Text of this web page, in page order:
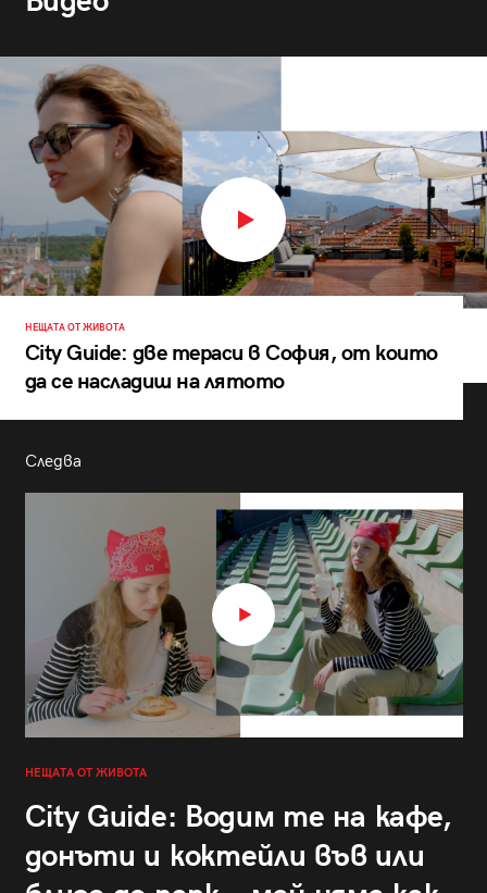
НЕЩАТА ОТ ЖИВОТА
City Guide: две тераси в София, от които
да се насладиш на лятото
Следва
НЕЩАТА ОТ ЖИВОТА
City Guide: Водим те на кафе,
донъти и коктейли във или